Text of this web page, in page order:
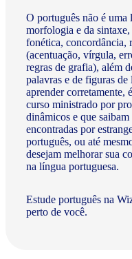
O português não é uma
morfologia e da sintaxe,
fonética, concordância,
(acentuação, vírgula,
regras de grafia), além
palavras e de figuras
aprender corretamente,
curso ministrado por
dinâmicos e que saibam
encontradas por
português, ou até
desejam melhorar sua
na língua portuguesa.
Estude português na
perto de você.